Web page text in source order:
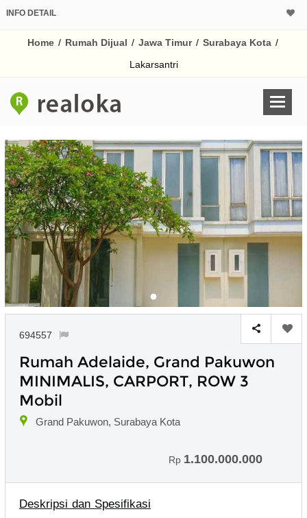
INFO DETAIL
Home / Rumah Dijual / Jawa Timur / Surabaya Kota /
Lakarsantri
694557
Rumah Adelaide, Grand Pakuwon
MINIMALIS, CARPORT, ROW 3
Mobil
Grand Pakuwon, Surabaya Kota
Rp 1.100.000.000
Deskripsi dan Spesifikasi
Harga Rp
% /th
Untuk hasil simulasi
pada kotak-
Simpan